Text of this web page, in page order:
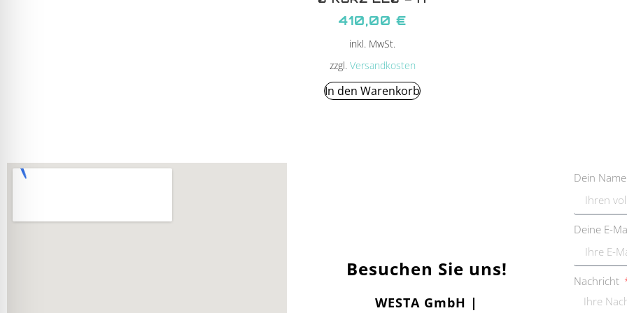
410,00 €
inkl. MwSt.
zzgl. Versandkosten
In den Warenkorb
Besuchen Sie uns!
WESTA GmbH |
Dein
Deine E-
Nachricht